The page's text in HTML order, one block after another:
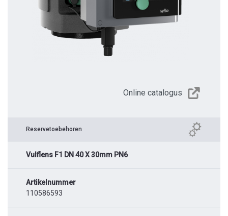
Online catalogus
Reservetoebehoren
Vulflens F1 DN 40 X 30mm PN6
Artikelnummer
110586593